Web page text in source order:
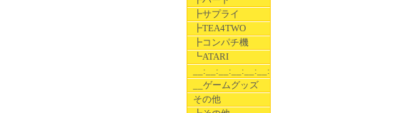
┣サプライ
┣TEA4TWO
┣コンパチ機
┗ATARI
__:__:__:__:__:__:__
__ゲームグッズ
その他